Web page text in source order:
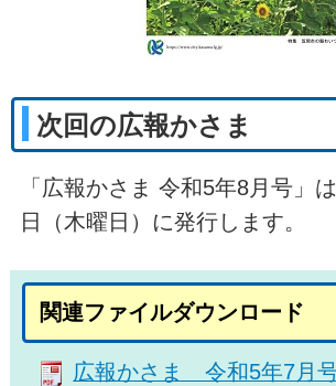
次回の広報かさま
「広報かさま 令和5年8月号」
日（木曜日）に発行します。
関連ファイルダウンロード
広報かさま 令和5年7月